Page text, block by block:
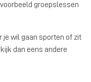
groepslessen
je wil gaan sporten of zit
dan eens andere